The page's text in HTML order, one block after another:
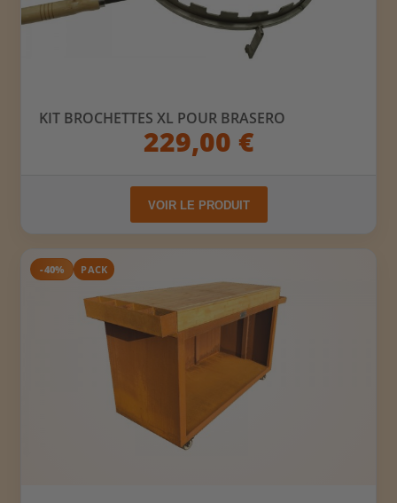
KIT BROCHETTES XL POUR BRASERO
229,00 €
VOIR LE PRODUIT
-40% PACK